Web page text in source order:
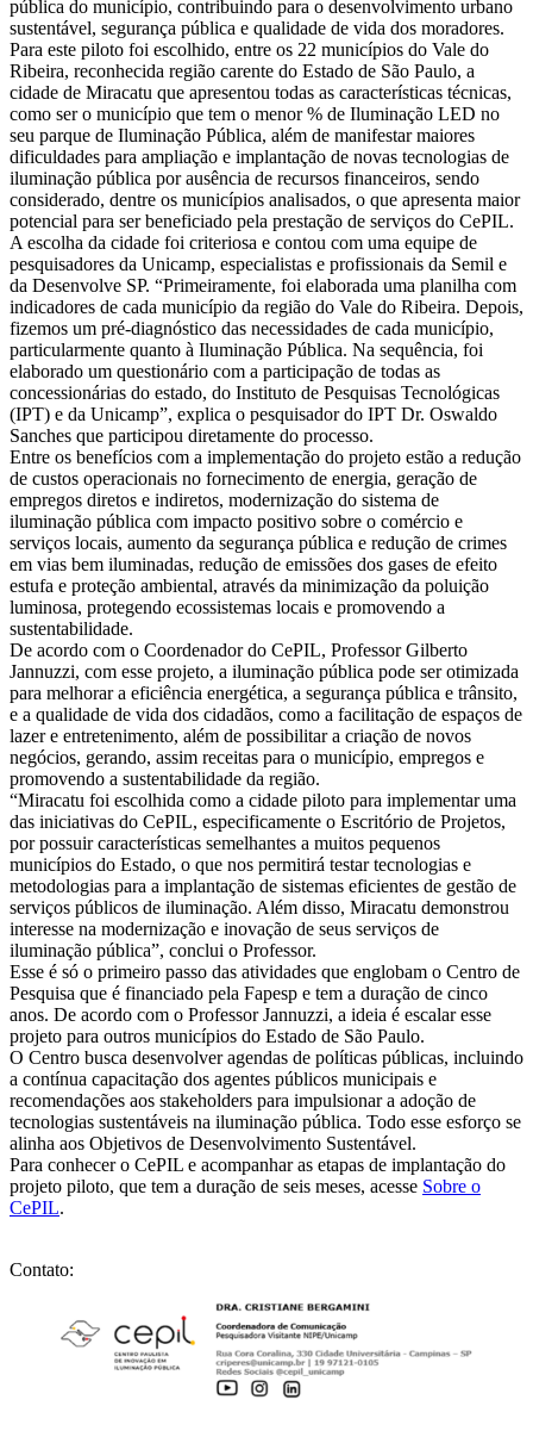
pública do município, contribuindo para o desenvolvimento urbano
sustentável, segurança pública e qualidade de vida dos moradores.
Para este piloto foi escolhido, entre os 22 municípios do Vale do
Ribeira, reconhecida região carente do Estado de São Paulo, a
cidade de Miracatu que apresentou todas as características técnicas,
como ser o município que tem o menor % de Iluminação LED no
seu parque de Iluminação Pública, além de manifestar maiores
dificuldades para ampliação e implantação de novas tecnologias de
iluminação pública por ausência de recursos financeiros, sendo
considerado, dentre os municípios analisados, o que apresenta maior
potencial para ser beneficiado pela prestação de serviços do CePIL.
A escolha da cidade foi criteriosa e contou com uma equipe de
pesquisadores da Unicamp, especialistas e profissionais da Semil e
da Desenvolve SP. “Primeiramente, foi elaborada uma planilha com
indicadores de cada município da região do Vale do Ribeira. Depois,
fizemos um pré-diagnóstico das necessidades de cada município,
particularmente quanto à Iluminação Pública. Na sequência, foi
elaborado um questionário com a participação de todas as
concessionárias do estado, do Instituto de Pesquisas Tecnológicas
(IPT) e da Unicamp”, explica o pesquisador do IPT Dr. Oswaldo
Sanches que participou diretamente do processo.
Entre os benefícios com a implementação do projeto estão a redução
de custos operacionais no fornecimento de energia, geração de
empregos diretos e indiretos, modernização do sistema de
iluminação pública com impacto positivo sobre o comércio e
serviços locais, aumento da segurança pública e redução de crimes
em vias bem iluminadas, redução de emissões dos gases de efeito
estufa e proteção ambiental, através da minimização da poluição
luminosa, protegendo ecossistemas locais e promovendo a
sustentabilidade.
De acordo com o Coordenador do CePIL, Professor Gilberto
Jannuzzi, com esse projeto, a iluminação pública pode ser otimizada
para melhorar a eficiência energética, a segurança pública e trânsito,
e a qualidade de vida dos cidadãos, como a facilitação de espaços de
lazer e entretenimento, além de possibilitar a criação de novos
negócios, gerando, assim receitas para o município, empregos e
promovendo a sustentabilidade da região.
“Miracatu foi escolhida como a cidade piloto para implementar uma
das iniciativas do CePIL, especificamente o Escritório de Projetos,
por possuir características semelhantes a muitos pequenos
municípios do Estado, o que nos permitirá testar tecnologias e
metodologias para a implantação de sistemas eficientes de gestão de
serviços públicos de iluminação. Além disso, Miracatu demonstrou
interesse na modernização e inovação de seus serviços de
iluminação pública”, conclui o Professor.
Esse é só o primeiro passo das atividades que englobam o Centro de
Pesquisa que é financiado pela Fapesp e tem a duração de cinco
anos. De acordo com o Professor Jannuzzi, a ideia é escalar esse
projeto para outros municípios do Estado de São Paulo.
O Centro busca desenvolver agendas de políticas públicas, incluindo
a contínua capacitação dos agentes públicos municipais e
recomendações aos stakeholders para impulsionar a adoção de
tecnologias sustentáveis na iluminação pública. Todo esse esforço se
alinha aos Objetivos de Desenvolvimento Sustentável.
Para conhecer o CePIL e acompanhar as etapas de implantação do
projeto piloto, que tem a duração de seis meses, acesse Sobre o
CePIL.
Contato: